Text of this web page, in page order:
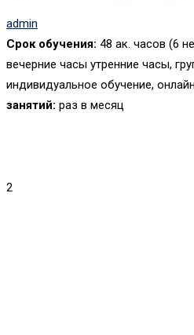
admin
Срок обучения: 48 ак. часов (6
вечерние часы утренние часы,
индивидуальное обучение,
занятий: раз в месяц
2